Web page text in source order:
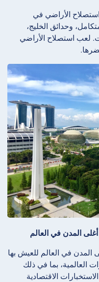
الأراضي في
وحدائق الخليج،
لعب استصلاح الأراضي
المدن في العالم
في العالم للعيش بها
العالمية، بما في ذلك
الاقتصادية